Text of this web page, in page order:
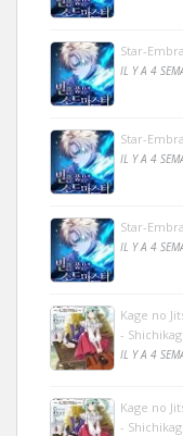
Star-
IL Y A 4
Star-
IL Y A 4
Star-
IL Y A 4
Kage no
-
IL Y A 4
Kage no
-